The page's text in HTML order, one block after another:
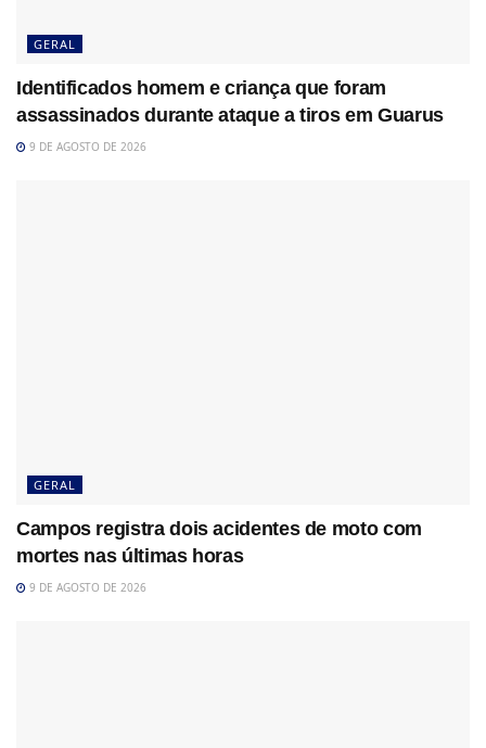
GERAL
Identificados homem e criança que foram
assassinados durante ataque a tiros em Guarus
9 DE AGOSTO DE 2026
GERAL
Campos registra dois acidentes de moto com
mortes nas últimas horas
9 DE AGOSTO DE 2026